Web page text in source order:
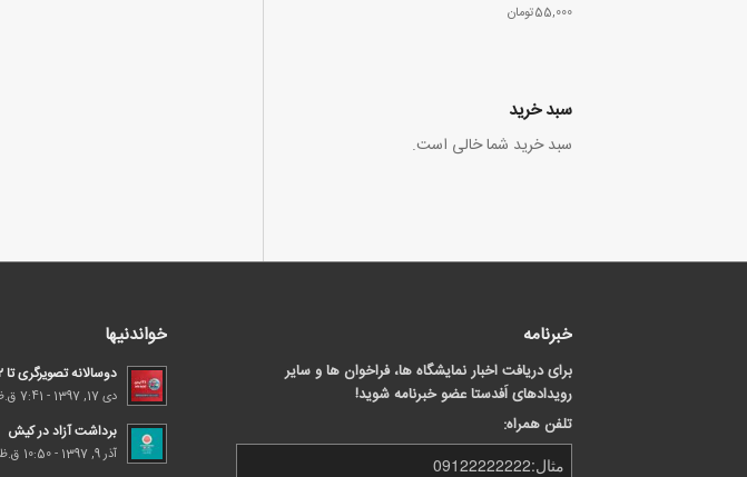
55,000تومان
سبد خرید
سبد خرید شما خالی است.
خبرنامه
برای دریافت اخبار نمایشگاه ها، فراخوان ها و سایر
رویدادهای اَفدستا عضو خبرنامه شوید!
تلفن همراه:
خواندنیها
دوسالانه تصویرگری تا ۱۲ بهمن تمدید شد
دی 17, 1397 - 7:41 ق.ظ
برداشت آزاد در کیش
آذر 9, 1397 - 10:50 ق.ظ